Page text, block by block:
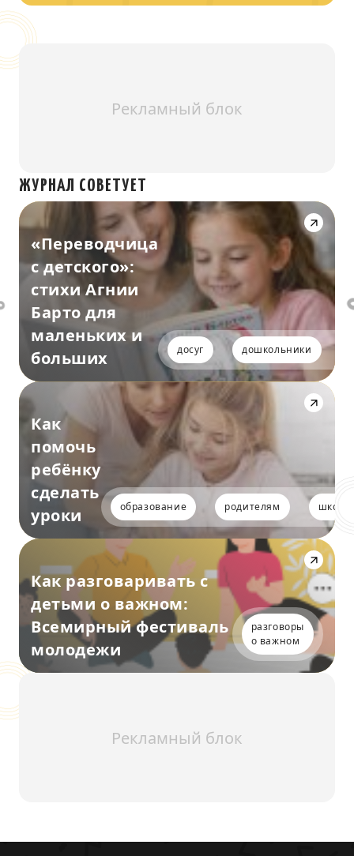
Рекламный блок
ЖУРНАЛ СОВЕТУЕТ
«Переводчица
с детского»:
стихи Агнии
Барто для
маленьких и
больших
досуг дошкольники
Как
помочь
ребёнку
сделать
уроки
образование родителям
Как разговаривать с
детьми о важном:
Всемирный фестиваль
молодежи
разговоры
о важном
Рекламный блок